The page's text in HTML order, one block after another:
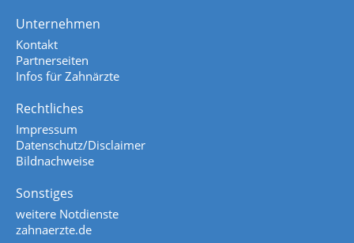
Unternehmen
Kontakt
Partnerseiten
Infos für Zahnärzte
Rechtliches
Impressum
Datenschutz/Disclaimer
Bildnachweise
Sonstiges
weitere Notdienste
zahnaerzte.de